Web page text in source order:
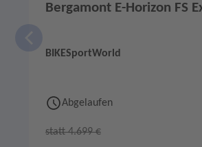
Bergamont E-Horizon FS
BIKESportWorld
Abgelaufen
statt 4.699 €